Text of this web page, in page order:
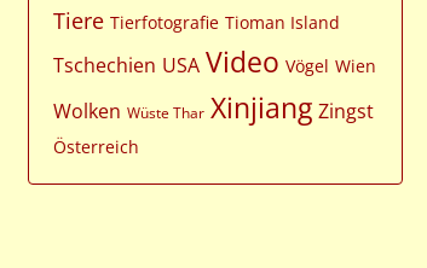
Tiere Tierfotografie Tioman Island
Tschechien USA Video Vögel Wien
Wolken Wüste Thar Xinjiang Zingst
Österreich